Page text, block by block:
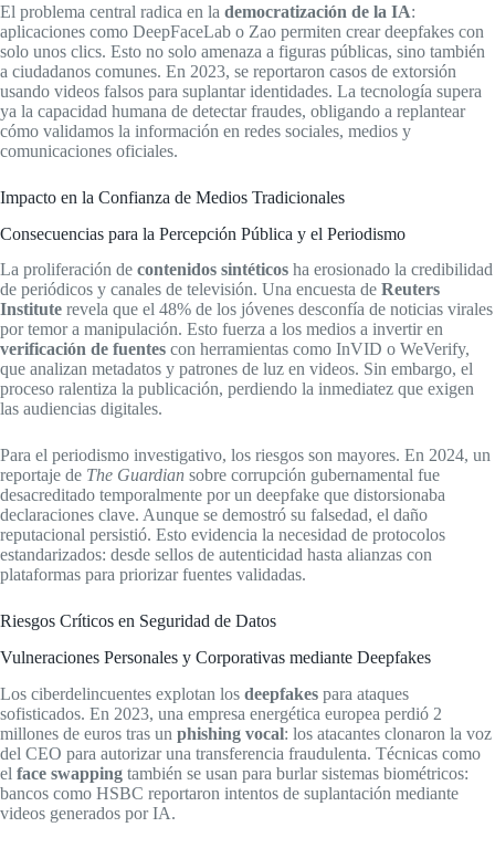
El problema central radica en la democratización de la IA:
aplicaciones como DeepFaceLab o Zao permiten crear deepfakes con
solo unos clics. Esto no solo amenaza a figuras públicas, sino también
a ciudadanos comunes. En 2023, se reportaron casos de extorsión
usando videos falsos para suplantar identidades. La tecnología supera
ya la capacidad humana de detectar fraudes, obligando a replantear
cómo validamos la información en redes sociales, medios y
comunicaciones oficiales.
Impacto en la Confianza de Medios Tradicionales
Consecuencias para la Percepción Pública y el Periodismo
La proliferación de contenidos sintéticos ha erosionado la credibilidad
de periódicos y canales de televisión. Una encuesta de Reuters
Institute revela que el 48% de los jóvenes desconfía de noticias virales
por temor a manipulación. Esto fuerza a los medios a invertir en
verificación de fuentes con herramientas como InVID o WeVerify,
que analizan metadatos y patrones de luz en videos. Sin embargo, el
proceso ralentiza la publicación, perdiendo la inmediatez que exigen
las audiencias digitales.
Para el periodismo investigativo, los riesgos son mayores. En 2024, un
reportaje de The Guardian sobre corrupción gubernamental fue
desacreditado temporalmente por un deepfake que distorsionaba
declaraciones clave. Aunque se demostró su falsedad, el daño
reputacional persistió. Esto evidencia la necesidad de protocolos
estandarizados: desde sellos de autenticidad hasta alianzas con
plataformas para priorizar fuentes validadas.
Riesgos Críticos en Seguridad de Datos
Vulneraciones Personales y Corporativas mediante Deepfakes
Los ciberdelincuentes explotan los deepfakes para ataques
sofisticados. En 2023, una empresa energética europea perdió 2
millones de euros tras un phishing vocal: los atacantes clonaron la voz
del CEO para autorizar una transferencia fraudulenta. Técnicas como
el face swapping también se usan para burlar sistemas biométricos:
bancos como HSBC reportaron intentos de suplantación mediante
videos generados por IA.